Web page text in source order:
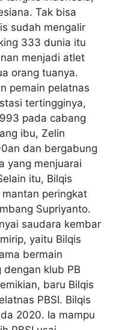
Tak bisa
sudah mengalir
333 dunia itu
menjadi atlet
orang tuanya.
pemain pelatnas
tertingginya,
pada cabang
ibu, Zelin
dan bergabung
yang menjuarai
itu, Bilqis
peringkat
Supriyanto.
saudara kembar
yaitu Bilqis
bermain
klub PB
baru Bilqis
PBSI. Bilqis
2020. Ia mampu